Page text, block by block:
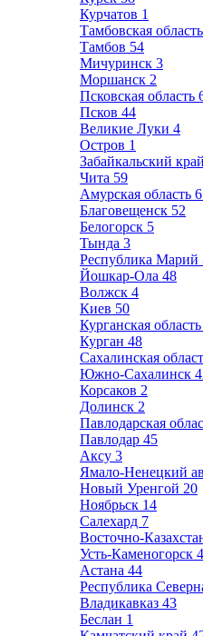
Курчатов 1
Тамбовская область
Тамбов 54
Мичуринск 3
Моршанск 2
Псковская область
Псков 44
Великие Луки 4
Остров 1
Забайкальский край
Чита 59
Амурская область
Благовещенск 52
Белогорск 5
Тында 3
Республика Марий
Йошкар-Ола 48
Волжск 4
Киев 50
Курганская область
Курган 48
Сахалинская
Южно-Сахалинск
Корсаков 2
Долинск 2
Павлодарская
Павлодар 45
Аксу 3
Ямало-Ненецкий
Новый Уренгой 20
Ноябрьск 14
Салехард 7
Восточно-
Усть-Каменогорск
Астана 44
Республика
Владикавказ 43
Беслан 1